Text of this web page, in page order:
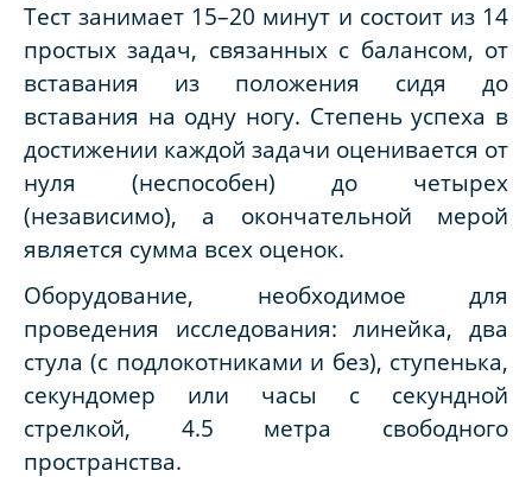
Тест занимает 15–20 минут и состоит из 14
простых задач, связанных с балансом, от
вставания из положения сидя до
вставания на одну ногу. Степень успеха в
достижении каждой задачи оценивается от
нуля (неспособен) до четырех
(независимо), а окончательной мерой
является сумма всех оценок.
Оборудование, необходимое для
проведения исследования: линейка, два
стула (с подлокотниками и без), ступенька,
секундомер или часы с секундной
стрелкой, 4.5 метра свободного
пространства.